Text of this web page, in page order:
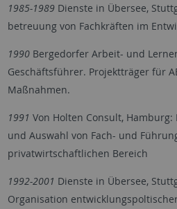
1985-1989Dienste in Übersee,
betreuung von Fachkräften im
1990Bergedorfer Arbeit- und
Geschäftsführer. Projektträger für
Maßnahmen.
1991 Von Holten Consult,
und Auswahl von Fach- und
privatwirtschaftlichen Bereich
1992-2001 Dienste in Übersee,
Organisation